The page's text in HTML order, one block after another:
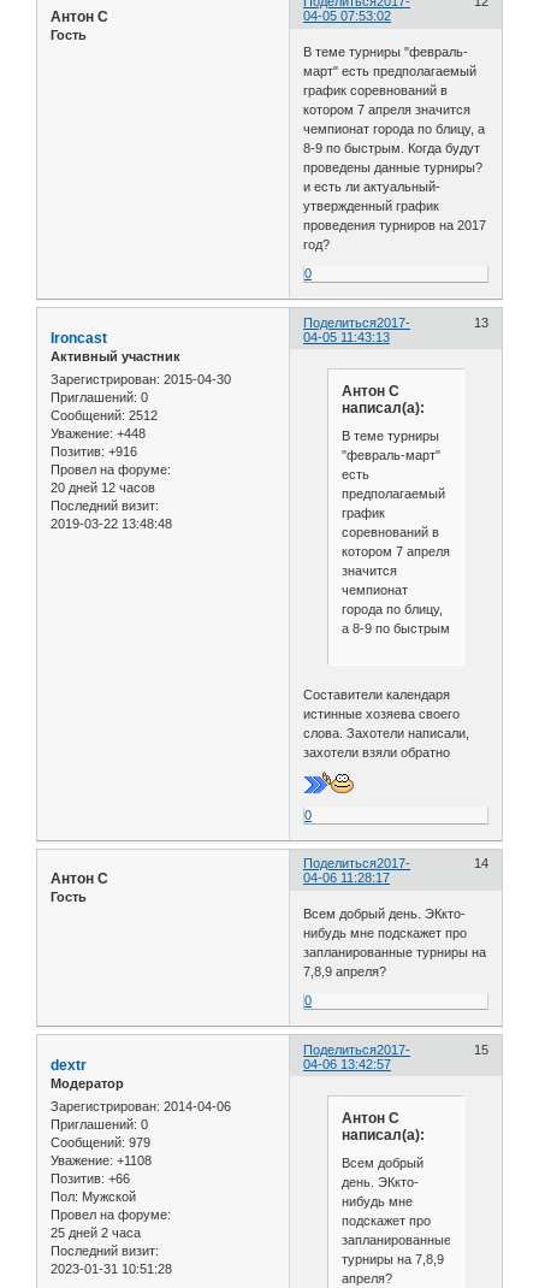
04-05 07:53:02
Антон С
Гость
В теме турниры "февраль-
март" есть предполагаемый
график соревнований в
котором 7 апреля значится
чемпионат города по блицу, а
8-9 по быстрым. Когда будут
проведены данные турниры?
и есть ли актуальный-
утвержденный график
проведения турниров на 2017
год?
0
Поделиться 13
2017-
04-05 11:43:13
Ironcast
Активный участник
Зарегистрирован: 2015-04-30
Приглашений: 0
Сообщений: 2512
Уважение: +448
Позитив: +916
Провел на форуме:
20 дней 12 часов
Последний визит:
2019-03-22 13:48:48
Антон С
написал(а):
В теме турниры
"февраль-март"
есть
предполагаемый
график
соревнований в
котором 7 апреля
значится
чемпионат
города по блицу,
а 8-9 по быстрым
Составители календаря
истинные хозяева своего
слова. Захотели написали,
захотели взяли обратно
0
Поделиться 14
2017-
04-06 11:28:17
Антон С
Гость
Всем добрый день. ЭКкто-
нибудь мне подскажет про
запланированные турниры на
7,8,9 апреля?
0
Поделиться 15
2017-
04-06 13:42:57
dextr
Модератор
Зарегистрирован: 2014-04-06
Приглашений: 0
Сообщений: 979
Уважение: +1108
Позитив: +66
Пол: Мужской
Провел на форуме:
25 дней 2 часа
Последний визит:
2023-01-31 10:51:28
Антон С
написал(а):
Всем добрый
день. ЭКкто-
нибудь мне
подскажет про
запланированные
турниры на 7,8,9
апреля?